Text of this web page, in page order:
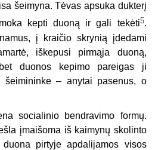
šeimyna. Tėvas apsuka dukterį
kepti duoną ir gali tekėti5.
į
kraičio skrynią įdedami
iškepusi pirmąja duoną,
duonos kepimo pareigas ji
šeimininke – anytai pasenus, o
socialinio bendravimo formų.
įmaišoma iš kaimynų skolinto
pirtyje apdalijamos visos